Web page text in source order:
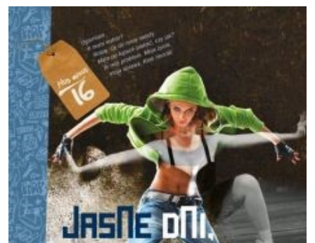
Obraz